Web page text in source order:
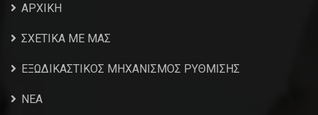
ΑΡΧΙΚΗ
ΣΧΕΤΙΚΑ ΜΕ ΜΑΣ
ΕΞΩΔΙΚΑΣΤΙΚΟΣ ΜΗΧΑΝΙΣΜΟΣ ΡΥΘΜΙΣΗΣ
NEA